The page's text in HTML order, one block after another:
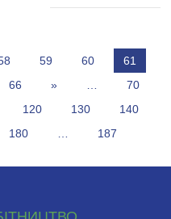
59 60
61
66 »
70
120 130
140
180 187